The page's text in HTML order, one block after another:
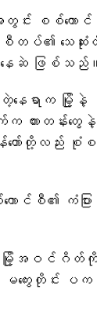
စစ်ကောင်စီ
တပ်၏ သေဆုံ
ေဆဲ ဖြစ်သည်။
ာက မြို့နဲ့ နှ
က ကားတန်း
ျွန်တော်တို့လည်
င်စီ၏ ကံပြာ
ရှိမြို့အဝင်ဂိ
မကွေးတိုင်း ပက